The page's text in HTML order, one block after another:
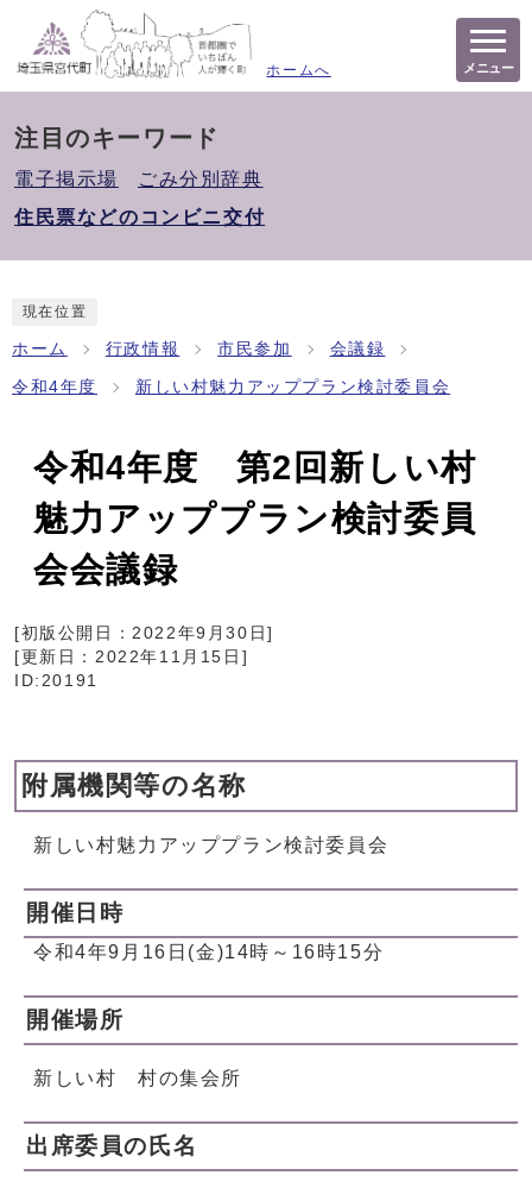
ホームへ メニュー
注目のキーワード
電子掲示場
ごみ分別辞典
住民票などのコンビニ交付
現在位置
ホーム 行政情報 市民参加 会議録
令和4年度 新しい村魅力アッププラン検討委員会
令和4年度 第2回新しい村
魅力アッププラン検討委員
会会議録
[初版公開日：2022年9月30日]
[更新日： 2022年11月15日 ]
ID:20191
附属機関等の名称
新しい村魅力アッププラン検討委員会
開催日時
令和4年9月16日(金)14時～16時15分
開催場所
新しい村 村の集会所
出席委員の氏名